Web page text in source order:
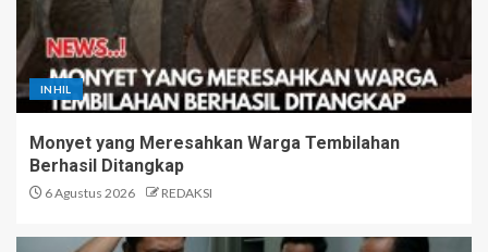
INHIL
Monyet yang Meresahkan Warga Tembilahan
Berhasil Ditangkap
6 Agustus 2026 REDAKSI